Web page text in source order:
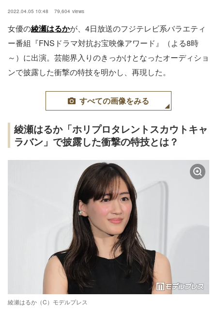
2022.04.05 10:48 79,604 views
女優の綾瀬はるかが、4日放送のフジテレビ系バラエティ
ー番組『FNSドラマ対抗お宝映像アワード』（よる8時
～）に出演。芸能界入りのきっかけとなったオーディショ
ンで披露した衝撃の特技を明かし、再現した。
すべての画像をみる
綾瀬はるか「ホリプロタレントスカウトキャ
ラバン」で披露した衝撃の特技とは？
綾瀬はるか（C）モデルプレス